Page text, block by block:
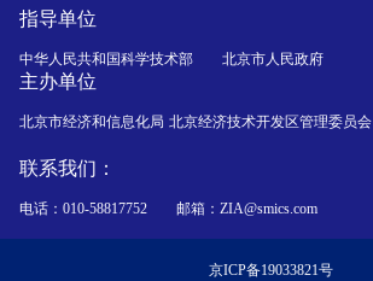
指导单位
中华人民共和国科学技术部 北京市人民政府
主办单位
北京市经济和信息化局 北京经济技术开发区管理委员会
联系我们：
电话：010-58817752 邮箱：ZIA@smics.com
京ICP备19033821号